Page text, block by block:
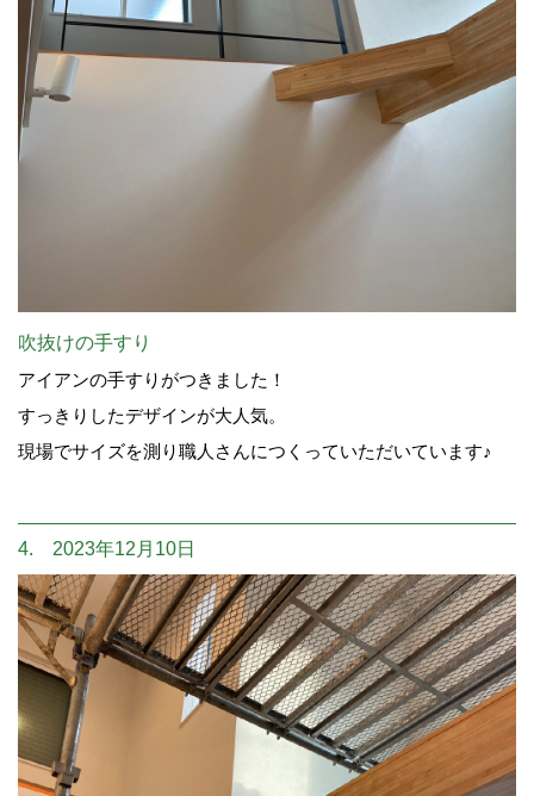
吹抜けの手すり
アイアンの手すりがつきました！
すっきりしたデザインが大人気。
現場でサイズを測り職人さんにつくっていただいています♪
4. 2023年12月10日